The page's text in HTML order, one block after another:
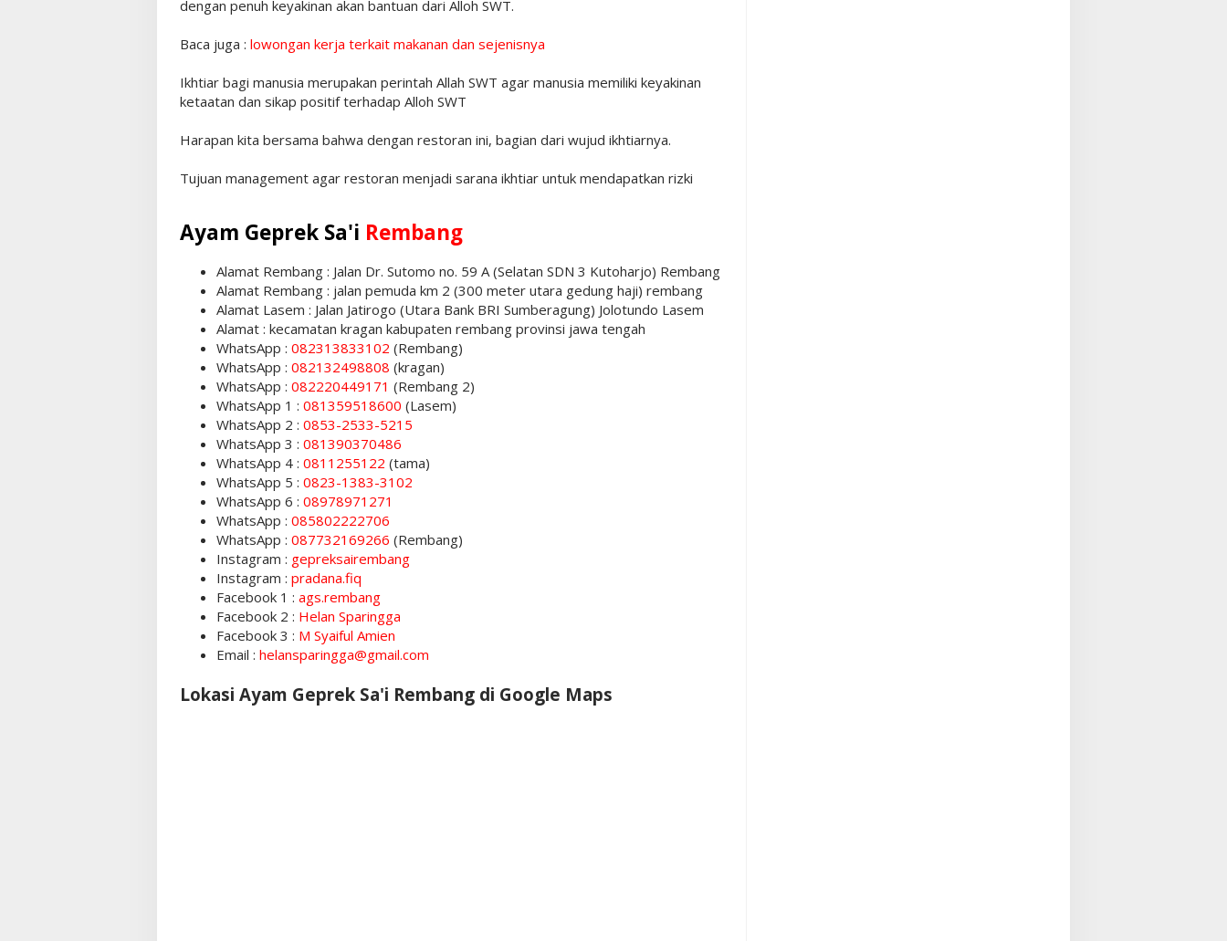
dengan penuh keyakinan akan bantuan dari Alloh SWT.
Baca juga : lowongan kerja terkait makanan dan sejenisnya
Ikhtiar bagi manusia merupakan perintah Allah SWT agar manusia memiliki keyakinan
ketaatan dan sikap positif terhadap Alloh SWT
Harapan kita bersama bahwa dengan restoran ini, bagian dari wujud ikhtiarnya.
Tujuan management agar restoran menjadi sarana ikhtiar untuk mendapatkan rizki
Ayam Geprek Sa'i Rembang
Alamat Rembang : Jalan Dr. Sutomo no. 59 A (Selatan SDN 3 Kutoharjo) Rembang
Alamat Rembang : jalan pemuda km 2 (300 meter utara gedung haji) rembang
Alamat Lasem : Jalan Jatirogo (Utara Bank BRI Sumberagung) Jolotundo Lasem
Alamat : kecamatan kragan kabupaten rembang provinsi jawa tengah
WhatsApp : 082313833102 (Rembang)
WhatsApp : 082132498808 (kragan)
WhatsApp : 082220449171 (Rembang 2)
WhatsApp 1 : 081359518600 (Lasem)
WhatsApp 2 : 0853-2533-5215
WhatsApp 3 : 081390370486
WhatsApp 4 : 0811255122 (tama)
WhatsApp 5 : 0823-1383-3102
WhatsApp 6 : 08978971271
WhatsApp : 085802222706
WhatsApp : 087732169266 (Rembang)
Instagram : gepreksairembang
Instagram : pradana.fiq
Facebook 1 : ags.rembang
Facebook 2 : Helan Sparingga
Facebook 3 : M Syaiful Amien
Email : helansparingga@gmail.com
Lokasi Ayam Geprek Sa'i Rembang di Google Maps